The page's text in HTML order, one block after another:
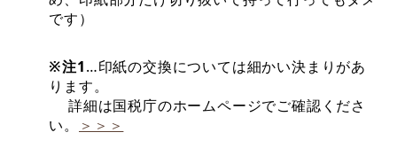
です）
※注1…印紙の交換については細かい決まりがあ
ります。
詳細は国税庁のホームページでご確認くださ
い。
＞＞＞